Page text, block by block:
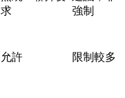
求
強制
允許 限制較多